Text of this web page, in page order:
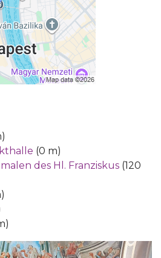
(0 m)
des Hl. Franziskus (120